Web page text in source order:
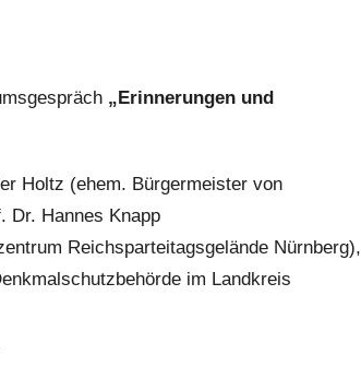
„Erinnerungen und
Holtz (ehem. Bürgermeister von
Dr. Hannes Knapp
Reichsparteitagsgelände Nürnberg),
im Landkreis